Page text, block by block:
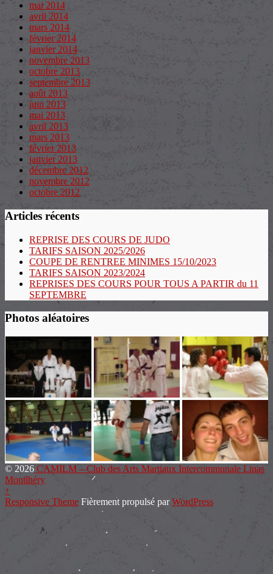
mai 2014
avril 2014
mars 2014
février 2014
janvier 2014
novembre 2013
octobre 2013
septembre 2013
août 2013
juin 2013
mai 2013
avril 2013
mars 2013
février 2013
janvier 2013
décembre 2012
novembre 2012
octobre 2012
Articles récents
REPRISE DES COURS DE JUDO
TARIFS SAISON 2025/2026
COUPE DE RENTREE MINIMES 15/10/2023
TARIFS SAISON 2023/2024
REPRISES DES COURS POUR TOUS A PARTIR du 11
SEPTEMBRE
Photos aléatoires
© 2026 CAMILM – Club des Arts Martiaux Intercommunale Linas
Montlhéry
↑
Responsive Theme Fièrement propulsé parWordPress